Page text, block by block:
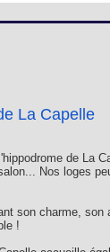
La Capelle
de La
Nos loges
son charme,
!